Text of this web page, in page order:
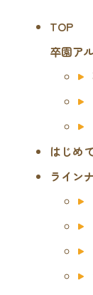
TOP
卒園ア
はじめ
ライン